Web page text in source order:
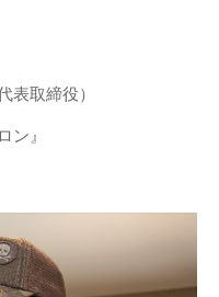
表取締役）
ン』